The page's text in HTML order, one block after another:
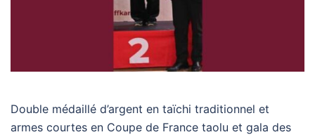
Double médaillé d’argent en taïchi traditionnel et
armes courtes en Coupe de France taolu et gala des